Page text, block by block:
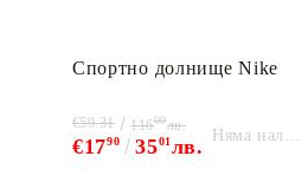
Спортно долнище Nike
€1790 3501лв.
€59.31 11600лв.
Няма наличност